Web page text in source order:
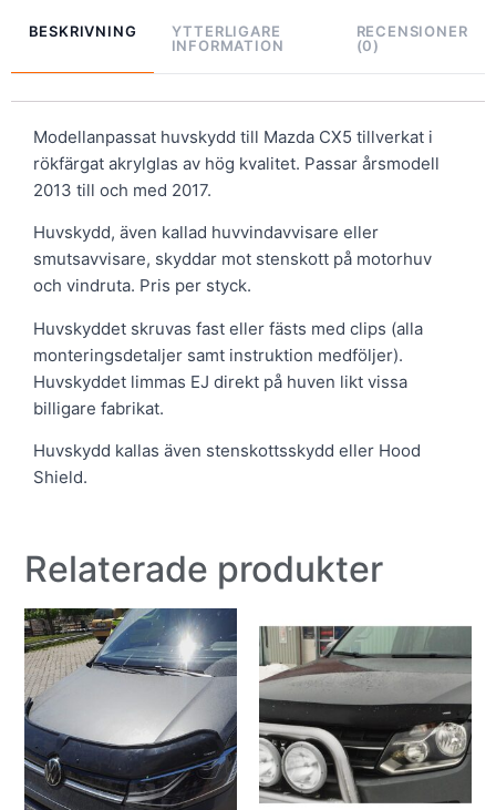
BESKRIVNING
YTTERLIGARE
INFORMATION
RECENSIONER
(0)
Modellanpassat huvskydd till Mazda CX5 tillverkat i
rökfärgat akrylglas av hög kvalitet. Passar årsmodell
2013 till och med 2017.
Huvskydd, även kallad huvvindavvisare eller
smutsavvisare, skyddar mot stenskott på motorhuv
och vindruta. Pris per styck.
Huvskyddet skruvas fast eller fästs med clips (alla
monteringsdetaljer samt instruktion medföljer).
Huvskyddet limmas EJ direkt på huven likt vissa
billigare fabrikat.
Huvskydd kallas även stenskottsskydd eller Hood
Shield.
Relaterade produkter